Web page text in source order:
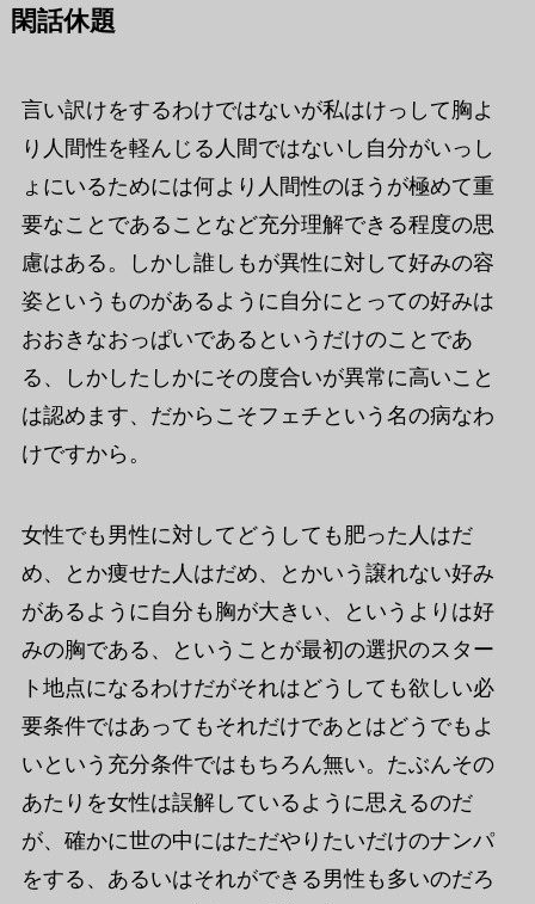
閑話休題
言い訳けをするわけではないが私はけっして胸よ
り人間性を軽んじる人間ではないし自分がいっし
ょにいるためには何より人間性のほうが極めて重
要なことであることなど充分理解できる程度の思
慮はある。しかし誰しもが異性に対して好みの容
姿というものがあるように自分にとっての好みは
おおきなおっぱいであるというだけのことであ
る、しかしたしかにその度合いが異常に高いこと
は認めます、だからこそフェチという名の病なわ
けですから。
女性でも男性に対してどうしても肥った人はだ
め、とか痩せた人はだめ、とかいう譲れない好み
があるように自分も胸が大きい、というよりは好
みの胸である、ということが最初の選択のスター
ト地点になるわけだがそれはどうしても欲しい必
要条件ではあってもそれだけであとはどうでもよ
いという充分条件ではもちろん無い。たぶんその
あたりを女性は誤解しているように思えるのだ
が、確かに世の中にはただやりたいだけのナンパ
をする、あるいはそれができる男性も多いのだろ